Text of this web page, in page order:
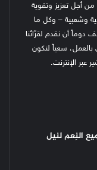
أجل تعزيز وتقوية
وشعبية – وكل ما
دوماً أن نقدم لقرّائنا
بالعمل، سعياً لنكون
عبر الإنترنت.
النِعم لنيل